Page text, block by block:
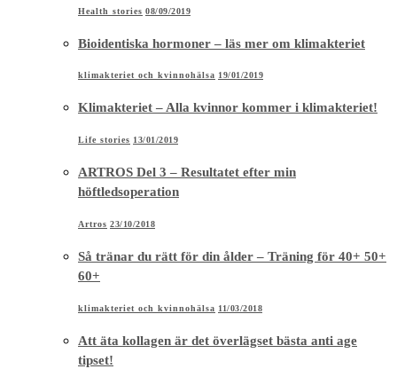
Health stories 08/09/2019
Bioidentiska hormoner – läs mer om klimakteriet
klimakteriet och kvinnohälsa 19/01/2019
Klimakteriet – Alla kvinnor kommer i klimakteriet!
Life stories 13/01/2019
ARTROS Del 3 – Resultatet efter min
höftledsoperation
Artros 23/10/2018
Så tränar du rätt för din ålder – Träning för 40+ 50+
60+
klimakteriet och kvinnohälsa 11/03/2018
Att äta kollagen är det överlägset bästa anti age
tipset!